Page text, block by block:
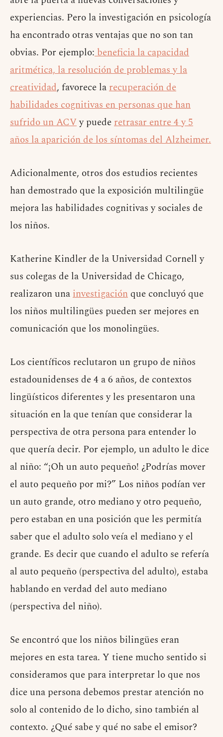
experiencias. Pero la investigación en psicología
ha encontrado otras ventajas que no son tan
obvias. Por ejemplo:beneficia la capacidad
aritmética, la resolución de problemas y la
creatividad, favorece larecuperación de
habilidades cognitivas en personas que han
sufrido un ACVy puederetrasar entre 4 y 5
años la aparición de los síntomas del Alzheimer.
Adicionalmente, otros dos estudios recientes
han demostrado que la exposición multilingüe
mejora las habilidades cognitivas y sociales de
los niños.
Katherine Kindler de la Universidad Cornell y
sus colegas de la Universidad de Chicago,
realizaron unainvestigación que concluyó que
los niños multilingües pueden ser mejores en
comunicación que los monolingües.
Los científicos reclutaron un grupo de niños
estadounidenses de 4 a 6 años, de contextos
lingüísticos diferentes y les presentaron una
situación en la que tenían que considerar la
perspectiva de otra persona para entender lo
que quería decir. Por ejemplo, un adulto le dice
al niño: “¡Oh un auto pequeño! ¿Podrías mover
el auto pequeño por mi?” Los niños podían ver
un auto grande, otro mediano y otro pequeño,
pero estaban en una posición que les permitía
saber que el adulto solo veía el mediano y el
grande. Es decir que cuando el adulto se refería
al auto pequeño (perspectiva del adulto), estaba
hablando en verdad del auto mediano
(perspectiva del niño).
Se encontró que los niños bilingües eran
mejores en esta tarea. Y tiene mucho sentido si
consideramos que para interpretar lo que nos
dice una persona debemos prestar atención no
solo al contenido de lo dicho, sino también al
contexto. ¿Qué sabe y qué no sabe el emisor?